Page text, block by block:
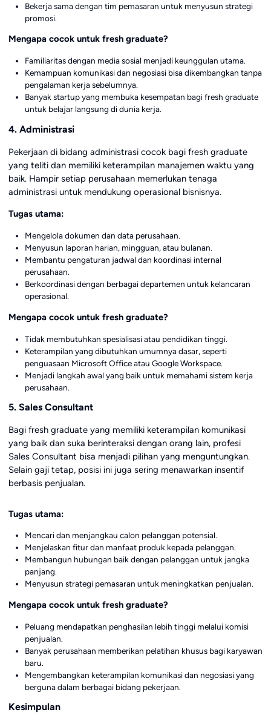
Bekerja sama dengan tim pemasaran untuk menyusun strategi
promosi.
Mengapa cocok untuk fresh graduate?
Familiaritas dengan media sosial menjadi keunggulan utama.
Kemampuan komunikasi dan negosiasi bisa dikembangkan tanpa
pengalaman kerja sebelumnya.
Banyak startup yang membuka kesempatan bagi fresh graduate
untuk belajar langsung di dunia kerja.
4. Administrasi
Pekerjaan di bidang administrasi cocok bagi fresh graduate
yang teliti dan memiliki keterampilan manajemen waktu yang
baik. Hampir setiap perusahaan memerlukan tenaga
administrasi untuk mendukung operasional bisnisnya.
Tugas utama:
Mengelola dokumen dan data perusahaan.
Menyusun laporan harian, mingguan, atau bulanan.
Membantu pengaturan jadwal dan koordinasi internal
perusahaan.
Berkoordinasi dengan berbagai departemen untuk kelancaran
operasional.
Mengapa cocok untuk fresh graduate?
Tidak membutuhkan spesialisasi atau pendidikan tinggi.
Keterampilan yang dibutuhkan umumnya dasar, seperti
penguasaan Microsoft Office atau Google Workspace.
Menjadi langkah awal yang baik untuk memahami sistem kerja
perusahaan.
5. Sales Consultant
Bagi fresh graduate yang memiliki keterampilan komunikasi
yang baik dan suka berinteraksi dengan orang lain, profesi
Sales Consultant bisa menjadi pilihan yang menguntungkan.
Selain gaji tetap, posisi ini juga sering menawarkan insentif
berbasis penjualan.
Tugas utama:
Mencari dan menjangkau calon pelanggan potensial.
Menjelaskan fitur dan manfaat produk kepada pelanggan.
Membangun hubungan baik dengan pelanggan untuk jangka
panjang.
Menyusun strategi pemasaran untuk meningkatkan penjualan.
Mengapa cocok untuk fresh graduate?
Peluang mendapatkan penghasilan lebih tinggi melalui komisi
penjualan.
Banyak perusahaan memberikan pelatihan khusus bagi karyawan
baru.
Mengembangkan keterampilan komunikasi dan negosiasi yang
berguna dalam berbagai bidang pekerjaan.
Kesimpulan